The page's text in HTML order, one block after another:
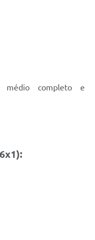
completo e